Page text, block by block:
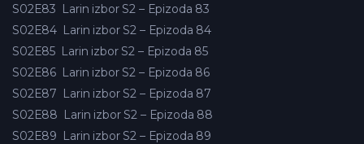
S02E83 Larin izbor S2 – Epizoda 83
S02E84 Larin izbor S2 – Epizoda 84
S02E85 Larin izbor S2 – Epizoda 85
S02E86 Larin izbor S2 – Epizoda 86
S02E87 Larin izbor S2 – Epizoda 87
S02E88 Larin izbor S2 – Epizoda 88
S02E89 Larin izbor S2 – Epizoda 89